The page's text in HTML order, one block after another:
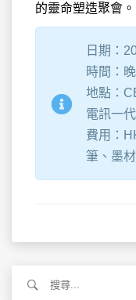
的靈命塑造聚會。
日期：
時間：
地點：
電訊一
費用：
筆、墨材